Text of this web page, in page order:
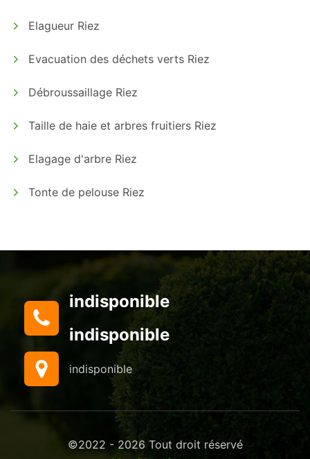
Elagueur Riez
Evacuation des déchets verts Riez
Débroussaillage Riez
Taille de haie et arbres fruitiers Riez
Elagage d'arbre Riez
Tonte de pelouse Riez
indisponible
indisponible
indisponible
©2022 - 2026 Tout droit réservé